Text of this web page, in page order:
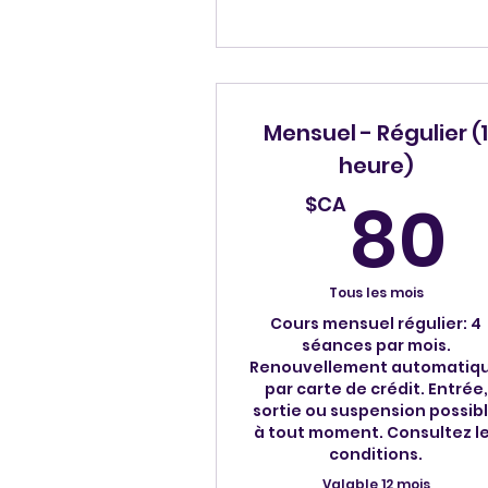
Mensuel - Régulier (1
heure)
$CA 80
Tous les mois
Cours mensuel régulier: 4
séances par mois.
Renouvellement
par carte de crédit. Entrée,
sortie ou suspension
à tout moment. Consultez
conditions.
Valable 12 mois